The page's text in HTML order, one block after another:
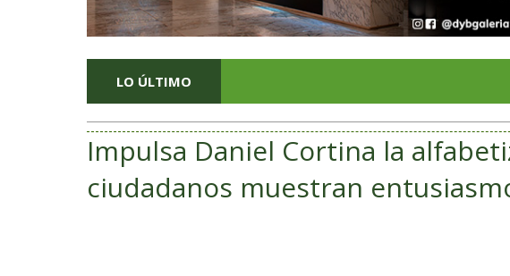
LO ÚLTIMO
Impulsa Daniel Cortina la
ciudadanos muestran